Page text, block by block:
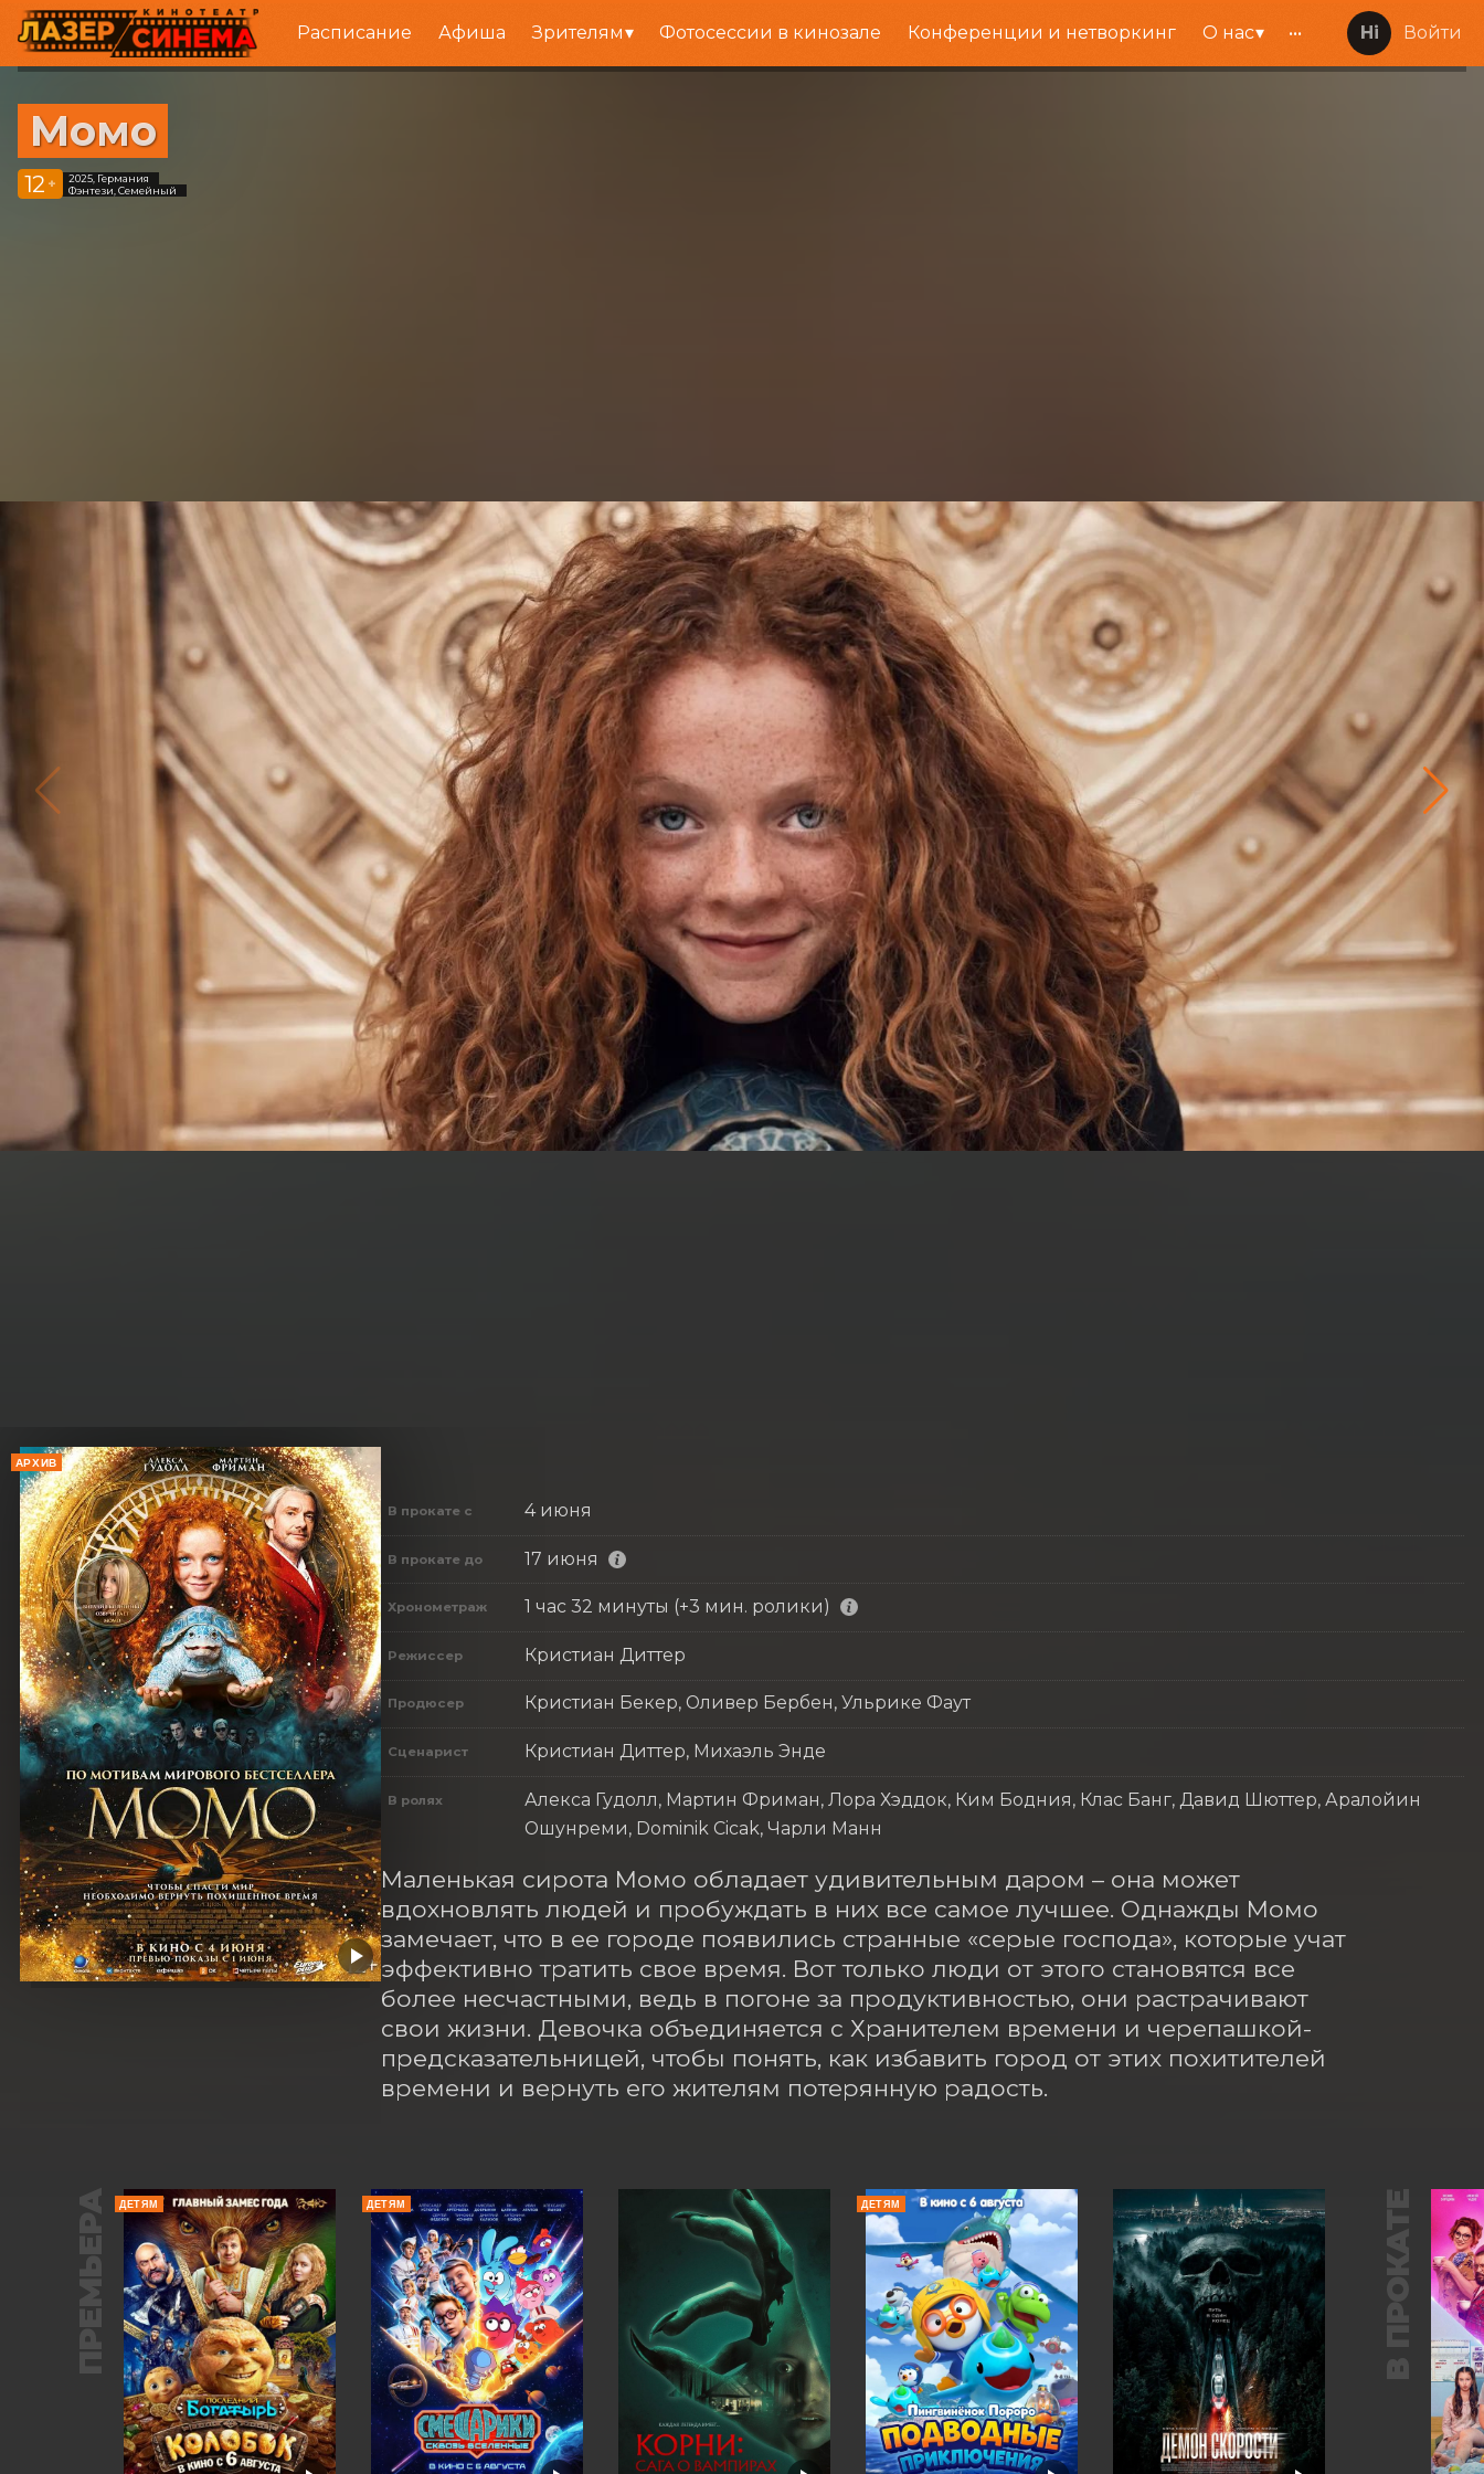
Расписание Афиша Зрителям Фотосессии в кинозале Конференции и нетворкинг О нас ••• Войти
Момо
12 +
2025, Германия
Фэнтези, Семейный
АРХИВ
В прокате с 4 июня
В прокате до 17 июня
Хронометраж 1 час 32 минуты (+3 мин. ролики)
Режиссер Кристиан Диттер
Продюсер Кристиан Бекер, Оливер Бербен, Ульрике Фаут
Сценарист Кристиан Диттер, Михаэль Энде
В ролях
Алекса Гудолл, Мартин Фриман, Лора Хэддок, Ким Бодния, Клас Банг, Давид Шюттер, Аралойин
Ошунреми, Dominik Cicak, Чарли Манн
Маленькая сирота Момо обладает удивительным даром – она может
вдохновлять людей и пробуждать в них все самое лучшее. Однажды Момо
замечает, что в ее городе появились странные «серые господа», которые учат
эффективно тратить свое время. Вот только люди от этого становятся все
более несчастными, ведь в погоне за продуктивностью, они растрачивают
свои жизни. Девочка объединяется с Хранителем времени и черепашкой-
предсказательницей, чтобы понять, как избавить город от этих похитителей
времени и вернуть его жителям потерянную радость.
ПРЕМЬЕРА ДЕТЯМ ДЕТЯМ ДЕТЯМ В ПРОКАТЕ